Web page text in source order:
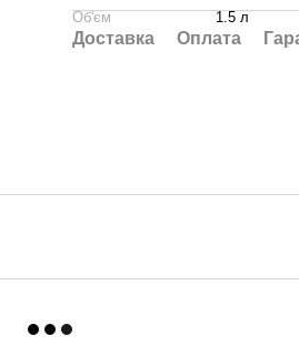
Об'єм
1.5 л
Доставка Оплата